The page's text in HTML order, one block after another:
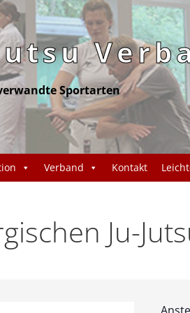
Sportarten
Verband Kontakt
Ju-